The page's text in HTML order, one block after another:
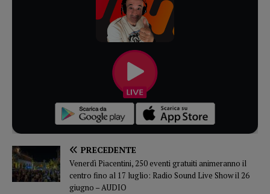
PRECEDENTE
Venerdì Piacentini, 250 eventi gratuiti animeranno il
centro fino al 17 luglio: Radio Sound Live Show il 26
giugno – AUDIO